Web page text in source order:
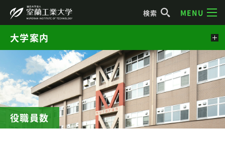
検索 MENU
役職員数
大学案内